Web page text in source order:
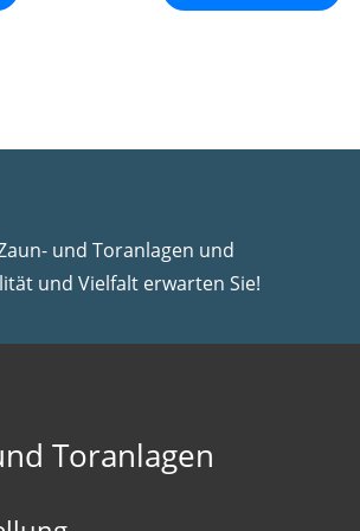
und Toranlagen und
und Vielfalt erwarten Sie!
Toranlagen